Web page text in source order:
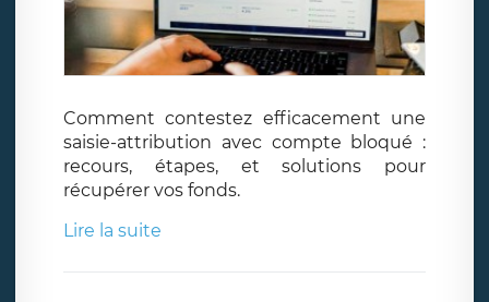
Comment contestez efficacement une
saisie-attribution avec compte bloqué :
recours, étapes, et solutions pour
récupérer vos fonds.
Lire la suite